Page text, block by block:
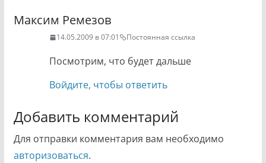
Максим Ремезов
14.05.2009 в 07:01 Постоянная ссылка
Посмотрим, что будет дальше
Войдите, чтобы ответить
Добавить комментарий
Для отправки комментария вам необходимо
авторизоваться.